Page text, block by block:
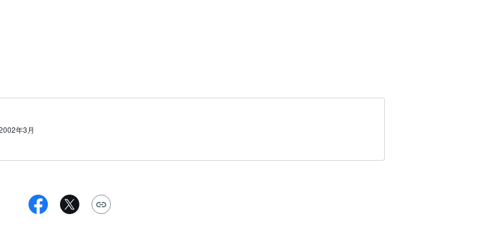
年3月